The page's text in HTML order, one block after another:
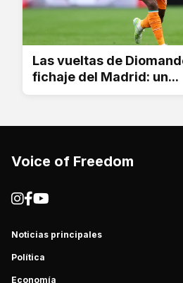
Las vueltas de
fichaje del Madrid: un...
Voice of Freedom
Noticias principales
Política
Economía